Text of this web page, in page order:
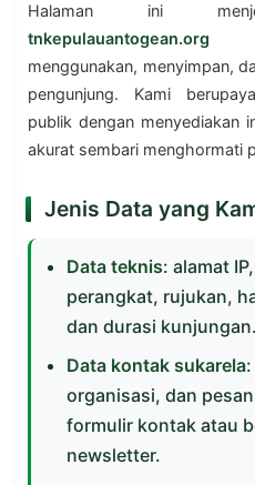
Halaman ini
tnkepulauantogean.org
menggunakan, menyimpan,
pengunjung. Kami
publik dengan menyediakan
akurat sembari menghormati
Jenis Data yang
Data teknis: alamat
perangkat, rujukan,
dan durasi kunjungan.
Data kontak sukarela
organisasi, dan
formulir kontak atau
newsletter.